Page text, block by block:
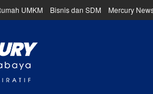
UMKM Bisnis dan SDM Mercury